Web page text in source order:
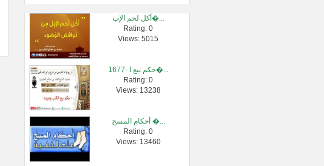
حكم زكاة الم�...
Rating: 0
الخوف من الم�...
Rating: 0
لقاء[6 من 30] ا�...
Rating: 0
أكل لحم الإب�...
Rating: 0
Views: 5015
1677- حكم بيع ا�...
Rating: 0
Views: 13238
أحكام المسح �...
Rating: 0
Views: 13460